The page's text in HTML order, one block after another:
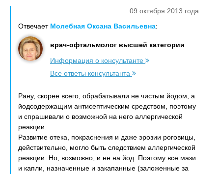
09 октября 2013 года
Отвечает Молебная Оксана Васильевна:
врач-офтальмолог высшей категории
Информация о консультанте
Все ответы консультанта
Рану, скорее всего, обрабатывали не чистым йодом, а
йодсодержащим антисептическим средством, поэтому
и спрашивали о возможной на него аллергической
реакции.
Развитие отека, покраснения и даже эрозии роговицы,
действительно, могло быть следствием аллергической
реакции. Но, возможно, и не на йод. Поэтому все мази
и капли, назначенные и закапанные (заложенные за